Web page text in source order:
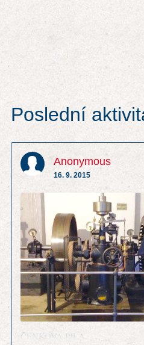
Poslední
Anonymous
16. 9. 2015
ČENKOVA PILA